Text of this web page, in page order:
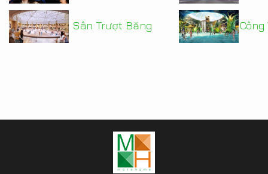
Sân Trượt Băng